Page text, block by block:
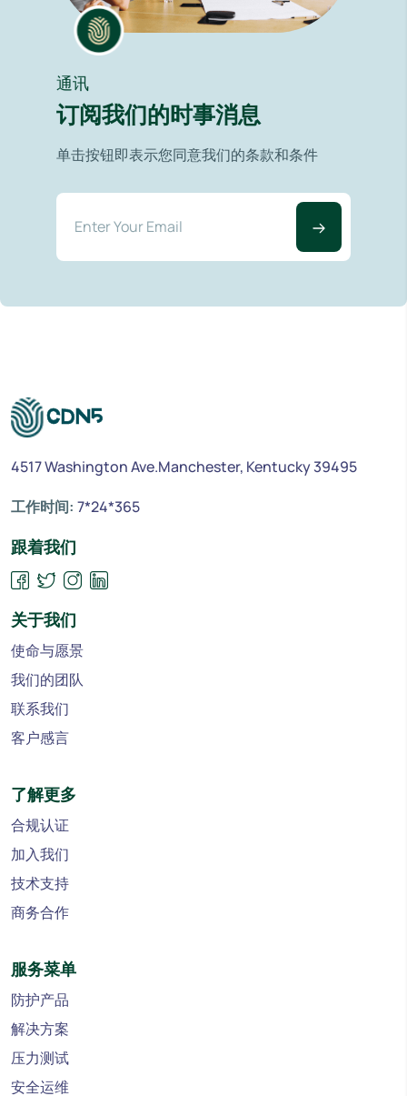
通讯
订阅我们的时事消息
单击按钮即表示您同意我们的条款和条件
4517 Washington Ave.Manchester, Kentucky 39495
工作时间: 7*24*365
跟着我们
关于我们
使命与愿景
我们的团队
联系我们
客户感言
了解更多
合规认证
加入我们
技术支持
商务合作
服务菜单
防护产品
解决方案
压力测试
安全运维